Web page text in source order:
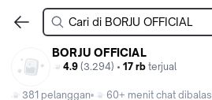
BORJU OFFICIAL
4.9 (3.294) • 17 rb terjual
381 pelanggan
60+ menit chat dibalas